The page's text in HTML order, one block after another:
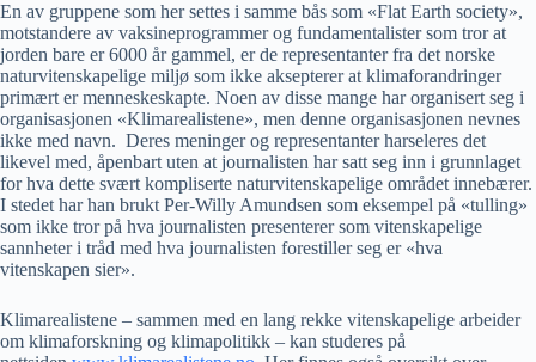
En av gruppene som her settes i samme bås som «Flat Earth society»,
motstandere av vaksineprogrammer og fundamentalister som tror at
jorden bare er 6000 år gammel, er de representanter fra det norske
naturvitenskapelige miljø som ikke aksepterer at klimaforandringer
primært er menneskeskapte. Noen av disse mange har organisert seg i
organisasjonen «Klimarealistene», men denne organisasjonen nevnes
ikke med navn. Deres meninger og representanter harseleres det
likevel med, åpenbart uten at journalisten har satt seg inn i grunnlaget
for hva dette svært kompliserte naturvitenskapelige området innebærer.
I stedet har han brukt Per-Willy Amundsen som eksempel på «tulling»
som ikke tror på hva journalisten presenterer som vitenskapelige
sannheter i tråd med hva journalisten forestiller seg er «hva
vitenskapen sier».
Klimarealistene – sammen med en lang rekke vitenskapelige arbeider
om klimaforskning og klimapolitikk – kan studeres på